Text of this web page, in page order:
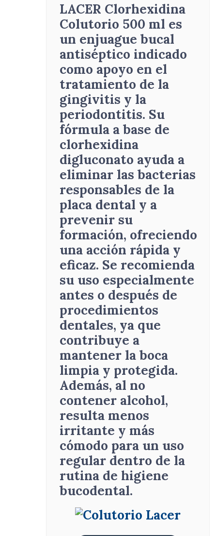
LACER Clorhexidina
Colutorio 500 ml es
un enjuague bucal
antiséptico indicado
como apoyo en el
tratamiento de la
gingivitis y la
periodontitis. Su
fórmula a base de
clorhexidina
digluconato ayuda a
eliminar las bacterias
responsables de la
placa dental y a
prevenir su
formación, ofreciendo
una acción rápida y
eficaz. Se recomienda
su uso especialmente
antes o después de
procedimientos
dentales, ya que
contribuye a
mantener la boca
limpia y protegida.
Además, al no
contener alcohol,
resulta menos
irritante y más
cómodo para un uso
regular dentro de la
rutina de higiene
bucodental.